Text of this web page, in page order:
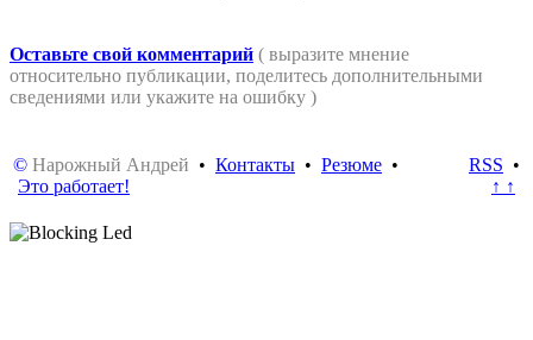
Оставьте свой комментарий ( выразите мнение
относительно публикации, поделитесь дополнительными
сведениями или укажите на ошибку )
© Нарожный Андрей • Контакты • Резюме •
Это работает!
RSS •
↑ ↑